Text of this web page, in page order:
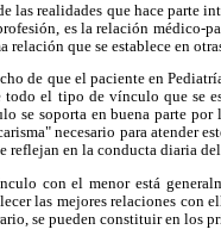
las realidades que hace parte
es la relación médico-
relación que se establece en
de que el paciente en
todo el tipo de vínculo que se
se soporta en buena parte
necesario para atender
reflejan en la conducta diaria
con el menor está
las mejores relaciones con
se pueden constituir en los